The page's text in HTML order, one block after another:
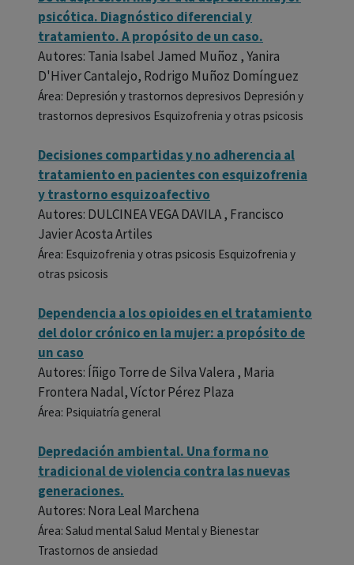
psicótica. Diagnóstico diferencial y
tratamiento. A propósito de un caso.
Autores: Tania Isabel Jamed Muñoz , Yanira
D'Hiver Cantalejo, Rodrigo Muñoz Domínguez
Área: Depresión y trastornos depresivos Depresión y
trastornos depresivos Esquizofrenia y otras psicosis
Decisiones compartidas y no adherencia al
tratamiento en pacientes con esquizofrenia
y trastorno esquizoafectivo
Autores: DULCINEA VEGA DAVILA , Francisco
Javier Acosta Artiles
Área: Esquizofrenia y otras psicosis Esquizofrenia y
otras psicosis
Dependencia a los opioides en el tratamiento
del dolor crónico en la mujer: a propósito de
un caso
Autores: Íñigo Torre de Silva Valera , Maria
Frontera Nadal, Víctor Pérez Plaza
Área: Psiquiatría general
Depredación ambiental. Una forma no
tradicional de violencia contra las nuevas
generaciones.
Autores: Nora Leal Marchena
Área: Salud mental Salud Mental y Bienestar
Trastornos de ansiedad